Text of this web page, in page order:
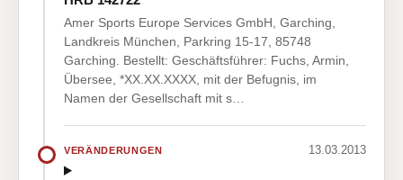
Amer Sports Europe Services GmbH, Garching,
Landkreis München, Parkring 15-17, 85748
Garching. Bestellt: Geschäftsführer: Fuchs, Armin,
Übersee, *XX.XX.XXXX, mit der Befugnis, im
Namen der Gesellschaft mit s…
VERÄNDERUNGEN 13.03.2013